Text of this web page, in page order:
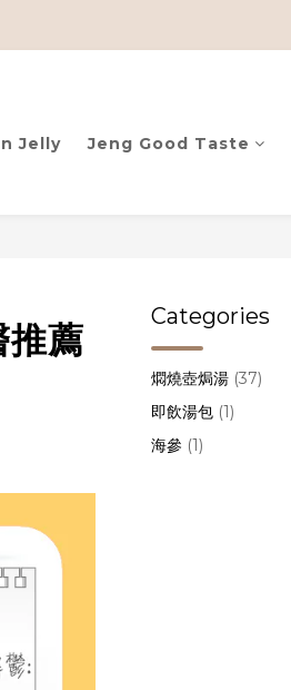
Jelly Jeng Good Taste
推薦
Categories
燜燒壺焗湯 (37)
即飲湯包 (1)
海參 (1)